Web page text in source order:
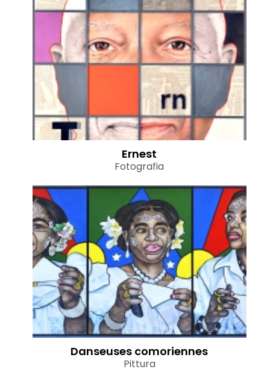
Ernest
Fotografia
Danseuses comoriennes
Pittura